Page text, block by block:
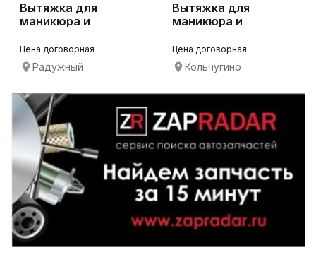
Вытяжка для
маникюра и
Alize
Цена договорная
Радужный
Вытяжка для
маникюра и
Alize
Цена договорная
Кольчугино